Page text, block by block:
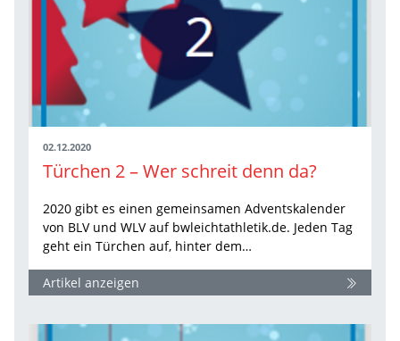
02.12.2020
Türchen 2 – Wer schreit denn da?
2020 gibt es einen gemeinsamen Adventskalender
von BLV und WLV auf bwleichtathletik.de. Jeden Tag
geht ein Türchen auf, hinter dem…
Artikel anzeigen